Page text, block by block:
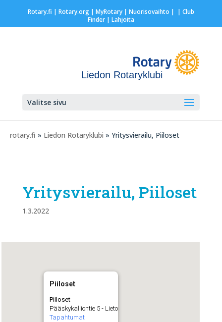
Rotary.fi | Rotary.org| MyRotary | Nuorisovaihto | | Club
Finder| Lahjoita
Liedon Rotaryklubi
Valitse sivu
rotary.fi » Liedon Rotaryklubi » Yritysvierailu, Piiloset
Yritysvierailu, Piiloset
1.3.2022
Piiloset
Piiloset
Pääskykalliontie 5 - Lieto
Tapahtumat